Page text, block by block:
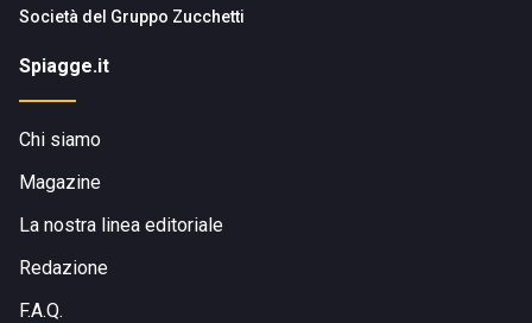
Società del Gruppo Zucchetti
Spiagge.it
Chi siamo
Magazine
La nostra linea editoriale
Redazione
F.A.Q.